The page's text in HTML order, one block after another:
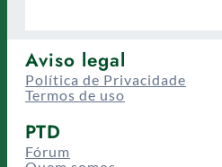
Aviso legal
Política de Privacidade
Termos de uso
PTD
Fórum